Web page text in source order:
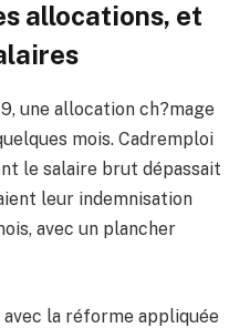
allocations, et
une allocation ch?mage
mois. Cadremploi
le salaire brut dépassait
leur indemnisation
avec un plancher
la réforme appliquée